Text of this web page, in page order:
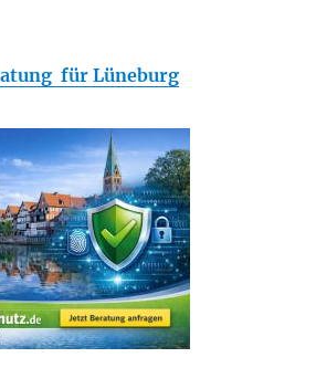
für Lüneburg